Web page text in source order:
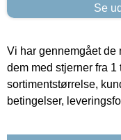
Se
Vi har gennemgået
dem med stjerner fra
sortimentstørrelse,
betingelser,